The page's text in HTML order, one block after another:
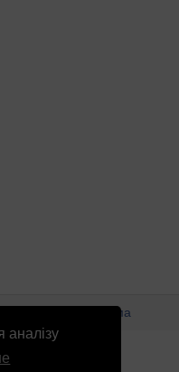
аналізу
Реклама